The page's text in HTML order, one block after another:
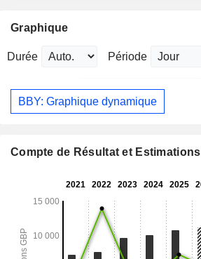
Graphique
Durée Période
BBY: Graphique dynamique
Compte de Résultat et Estimations